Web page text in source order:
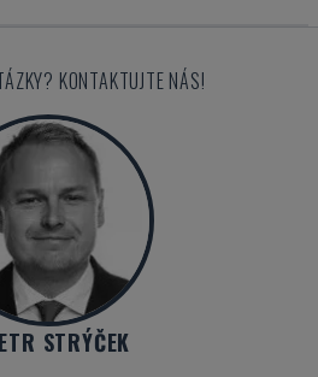
KONTAKTUJTE NÁS!
STRÝČEK